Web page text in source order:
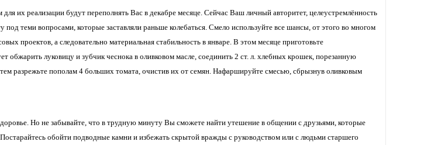
их реализации будут переполнять Вас в декабре месяце. Сейчас Ваш личный авторитет, целеустремлённость
под теми вопросами, которые заставляли раньше колебаться. Смело используйте все шансы, от этого во многом
проектов, а следовательно материальная стабильность в январе. В этом месяце приготовьте
обжарить луковицу и зубчик чеснока в оливковом масле, соединить 2 ст. л. хлебных крошек, порезанную
разрежьте пополам 4 больших томата, очистив их от семян. Нафаршируйте смесью, сбрызнув оливковым
Но не забывайте, что в трудную минуту Вы сможете найти утешение в общении с друзьями, которые
обойти подводные камни и избежать скрытой вражды с руководством или с людьми старшего